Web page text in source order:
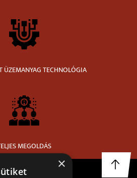
ÜZEMANYAG TECHNOLÓGIA
MEGOLDÁS
×